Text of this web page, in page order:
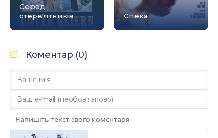
Серед
стерв'ятників
Спека
Коментар (0)